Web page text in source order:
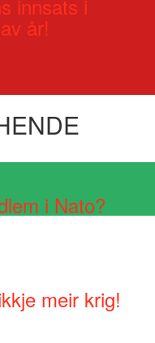
innsats i
år!
i Nato?
meir krig!